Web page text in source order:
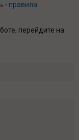
- правила
перейдите на